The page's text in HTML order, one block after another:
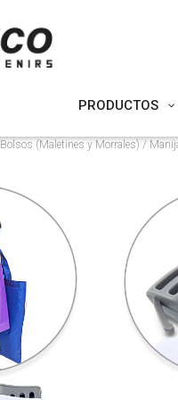
PRODUCTOS
Bolsos (Maletines y Morrales) /